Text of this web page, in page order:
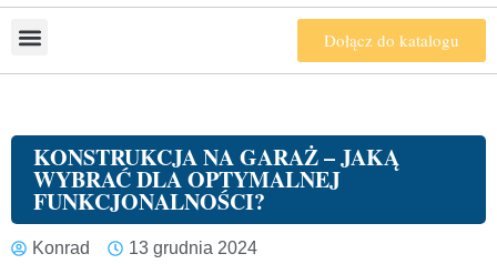
Dołącz do katalogu
KONSTRUKCJA NA GARAŻ – JAKĄ
WYBRAĆ DLA OPTYMALNEJ
FUNKCJONALNOŚCI?
Konrad 13 grudnia 2024